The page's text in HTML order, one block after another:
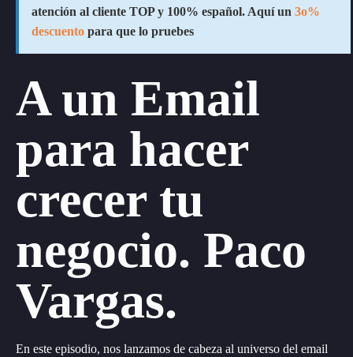
atención al cliente TOP y 100% español. Aquí un 3o%
descuento para que lo pruebes
A un Email
para hacer
crecer tu
negocio. Paco
Vargas.
En este episodio, nos lanzamos de cabeza al universo del email